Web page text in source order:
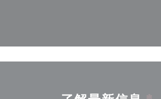
口中打开))
在新窗口中打开))